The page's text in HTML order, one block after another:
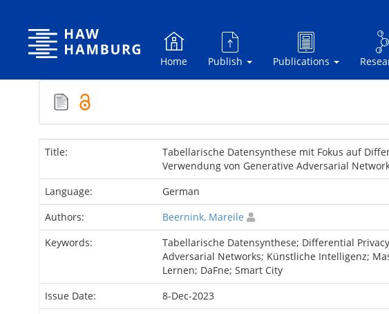
Home Publish Publications
Title:
Tabellarische Datensynthese mit Fokus auf
Verwendung von Generative Adversarial
Language:
German
Authors:
Beernink, Mareile
Keywords:
Tabellarische Datensynthese; Differential
Adversarial Networks; Künstliche Intelligenz;
Lernen; DaFne; Smart City
Issue Date:
8-Dec-2023